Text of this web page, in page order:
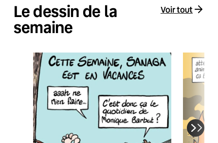
Le dessin de la
semaine
Voir tout